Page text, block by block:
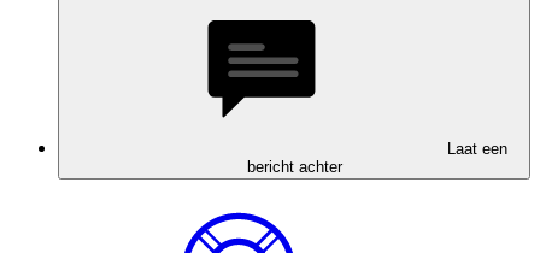
Laat een
bericht achter